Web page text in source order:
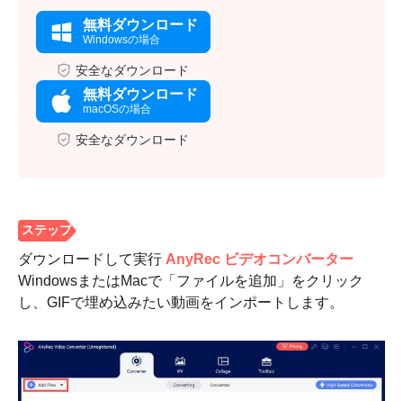
無料ダウンロード
Windowsの場合
安全なダウンロード
無料ダウンロード
macOSの場合
安全なダウンロード
ダウンロードして実行 AnyRec ビデオコンバーター
WindowsまたはMacで「ファイルを追加」をクリック
し、GIFで埋め込みたい動画をインポートします。